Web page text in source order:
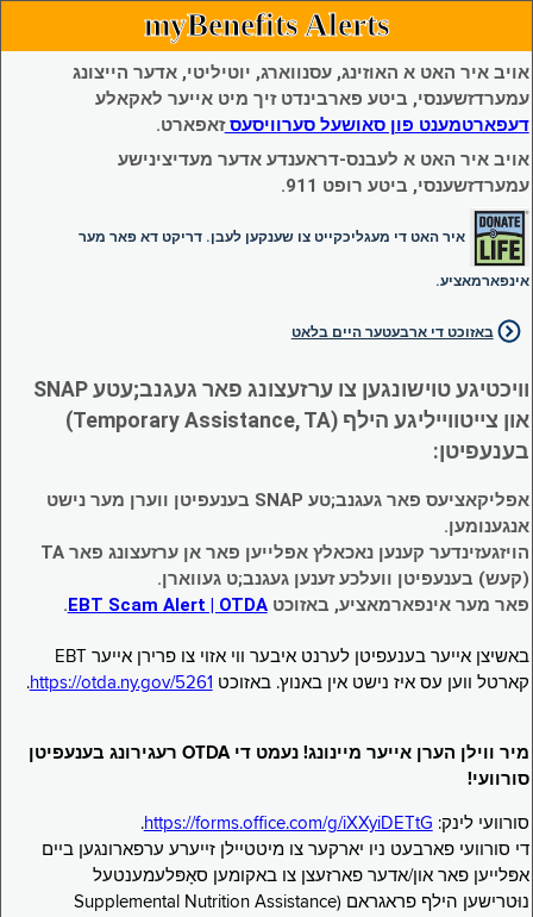
myBenefits Alerts
אויב איר האט א האוזינג, עסנווארג, יוטיליטי, אדער הייצונג
עמערדזשענסי, ביטע פארבינדט זיך מיט אייער לאקאלע
דעפארטמענט פון סאושעל סערוויסעסזאפארט.
אויב איר האט א לעבנס-דראענדע אדער מעדיצינישע
עמערדזשענסי, ביטע רופט 911.
איר האט די מעגליכקייט צו שענקען לעבן. דריקט דא פאר מער
אינפארמאציע.
באזוכט די ארבעטער היים בלאט
וויכטיגע טוישונגען צו ערזעצונג פאר געגנב;עטע SNAP
און צייטווייליגע הילף (Temporary Assistance, TA)
בענעפיטן:
אפליקאציעס פאר געגנב;טע SNAP בענעפיטן ווערן מער נישט
אנגענומען.
הויזגעזינדער קענען נאכאלץ אפּלייען פאר אן ערזעצונג פאר TA
(קעש) בענעפיטן וועלכע זענען געגנב;ט געווארן.
פאר מער אינפארמאציע, באזוכטEBT Scam Alert | OTDA
.
באשיצן אייער בענעפיטן לערנט איבער ווי אזוי צו פרירן אייער EBT
קארטל ווען עס איז נישט אין באנוץ. באזוכט https://otda.ny.gov/5261
.
מיר ווילן הערן אייער מיינונג! נעמט די OTDA רעגירונג בענעפיטן
סורוועי!
סורוועי לינק: https://forms.office.com/g/iXXyiDETtG
.
די סורוועי פארבעט ניו יארקער צו מיטטיילן זייערע ערפארונגען ביים
אפּלייען פאר און/אדער פארזעצן צו באקומען סאָפּלעמענטעל
נוּטרישען הילף פראגראם (Supplemental Nutrition Assistance